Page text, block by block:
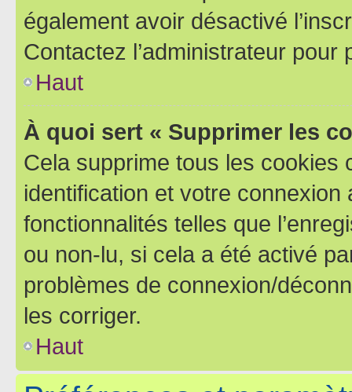
également avoir désactivé
Contactez l’administrateur
Haut
À quoi sert « Supprimer les
Cela supprime tous les cookies
identification et votre
fonctionnalités telles que
ou non-lu, si cela a été activé
problèmes de connexion/
les corriger.
Haut